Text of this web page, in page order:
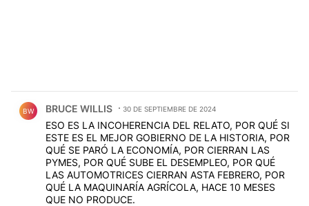
BW BRUCE WILLIS 30 DE SEPTIEMBRE DE 2024
ESO ES LA INCOHERENCIA DEL RELATO, POR QUÉ SI
ESTE ES EL MEJOR GOBIERNO DE LA HISTORIA, POR
QUÉ SE PARÓ LA ECONOMÍA, POR CIERRAN LAS
PYMES, POR QUÉ SUBE EL DESEMPLEO, POR QUÉ
LAS AUTOMOTRICES CIERRAN ASTA FEBRERO, POR
QUÉ LA MAQUINARÍA AGRÍCOLA, HACE 10 MESES
QUE NO PRODUCE.